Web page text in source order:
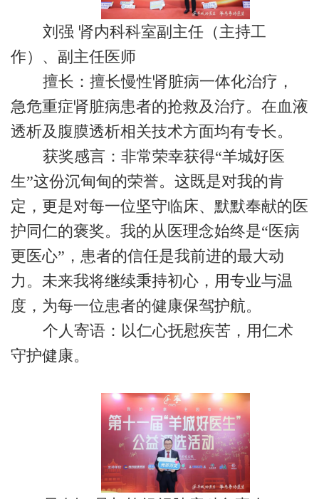
刘强 肾内科科室副主任（主持工
作）、副主任医师
擅长：擅长慢性肾脏病一体化治疗，
急危重症肾脏病患者的抢救及治疗。在血液
透析及腹膜透析相关技术方面均有专长。
获奖感言：非常荣幸获得“羊城好医
生”这份沉甸甸的荣誉。这既是对我的肯
定，更是对每一位坚守临床、默默奉献的医
护同仁的褒奖。我的从医理念始终是“医病
更医心”，患者的信任是我前进的最大动
力。未来我将继续秉持初心，用专业与温
度，为每一位患者的健康保驾护航。
个人寄语：以仁心抚慰疾苦，用仁术
守护健康。